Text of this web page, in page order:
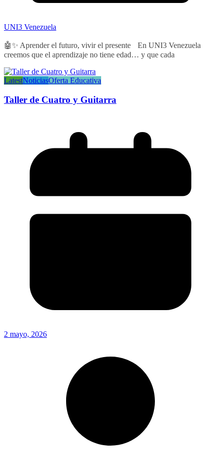
UNI3 Venezuela
🤖✨ Aprender el futuro, vivir el presente En UNI3 Venezuela
creemos que el aprendizaje no tiene edad… y que cada
LatestNoticiasOferta Educativa
Taller de Cuatro y Guitarra
2 mayo, 2026